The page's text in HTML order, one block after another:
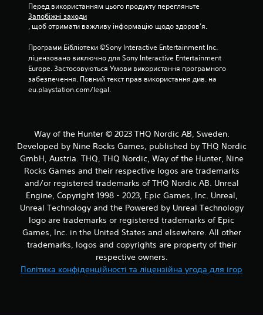
в
і
1
о
ц
і
н
к
Перед використанням цього продукту перегляньте
Запобіжні заходи
, щоб отримати важливу інформацію щодо здоров’я.
Програми Бібліотеки ©Sony Interactive Entertainment Inc.
ліцензовано виключно для Sony Interactive Entertainment
Europe. Застосовуються Умови використання програмного
забезпечення. Повний текст прав використання див. на
eu.playstation.com/legal.
Way of the Hunter © 2023 THQ Nordic AB, Sweden.
Developed by Nine Rocks Games, published by THQ Nordic
GmbH, Austria. THQ, THQ Nordic, Way of the Hunter, Nine
Rocks Games and their respective logos are trademarks
and/or registered trademarks of THQ Nordic AB. Unreal
Engine, Copyright 1998 - 2023, Epic Games, Inc. Unreal,
Unreal Technology and the Powered by Unreal Technology
logo are trademarks or registered trademarks of Epic
Games, Inc. in the United States and elsewhere. All other
trademarks, logos and copyrights are property of their
respective owners.
Політика конфіденційності та ліцензійна угода для ігор